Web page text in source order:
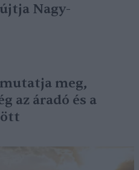
Nagy-
meg,
az áradó és a